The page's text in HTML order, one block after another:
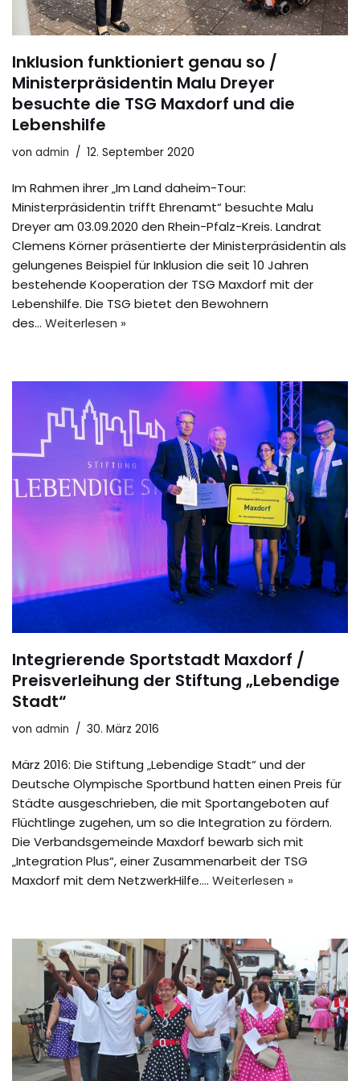
Inklusion funktioniert genau so /
Ministerpräsidentin Malu Dreyer
besuchte die TSG Maxdorf und die
Lebenshilfe
von admin 12. September 2020
Im Rahmen ihrer „Im Land daheim-Tour:
Ministerpräsidentin trifft Ehrenamt“ besuchte Malu
Dreyer am 03.09.2020 den Rhein-Pfalz-Kreis. Landrat
Clemens Körner präsentierte der Ministerpräsidentin als
gelungenes Beispiel für Inklusion die seit 10 Jahren
bestehende Kooperation der TSG Maxdorf mit der
Lebenshilfe. Die TSG bietet den Bewohnern
des… Weiterlesen »
Integrierende Sportstadt Maxdorf /
Preisverleihung der Stiftung „Lebendige
Stadt“
von admin 30. März 2016
März 2016: Die Stiftung „Lebendige Stadt“ und der
Deutsche Olympische Sportbund hatten einen Preis für
Städte ausgeschrieben, die mit Sportangeboten auf
Flüchtlinge zugehen, um so die Integration zu fördern.
Die Verbandsgemeinde Maxdorf bewarb sich mit
„Integration Plus“, einer Zusammenarbeit der TSG
Maxdorf mit dem NetzwerkHilfe.… Weiterlesen »